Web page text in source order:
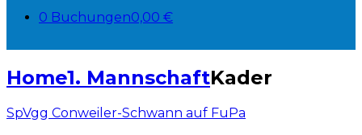
0 Buchungen0,00 €
Home1. MannschaftKader
SpVgg Conweiler-Schwann auf FuPa